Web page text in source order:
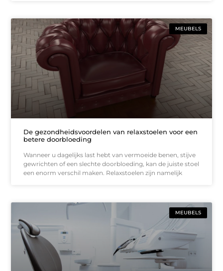
MEUBELS
De gezondheidsvoordelen van relaxstoelen voor een
betere doorbloeding
Wanneer u dagelijks last hebt van vermoeide benen, stijve
gewrichten of een slechte doorbloeding, kan de juiste stoel
een enorm verschil maken. Relaxstoelen zijn namelijk
MEUBELS